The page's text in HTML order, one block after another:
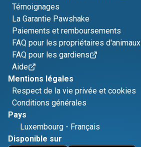
Témoignages
La Garantie Pawshake
Paiements et remboursements
FAQ pour les propriétaires d'animaux
FAQ pour les gardiens
Aide
Mentions légales
Respect de la vie privée et cookies
Conditions générales
Pays
Luxembourg - Français
Disponible sur